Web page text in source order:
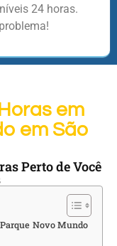
24 horas.
em
em São
Perto de Você
Novo Mundo